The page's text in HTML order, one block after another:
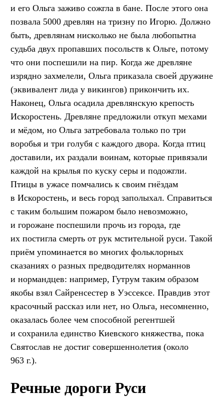
и его Ольга заживо сожгла в бане. После этого она
позвала 5000 древлян на тризну по Игорю. Должно
быть, древлянам нисколько не была любопытна
судьба двух пропавших посольств к Ольге, потому
что они поспешили на пир. Когда же древляне
изрядно захмелели, Ольга приказала своей дружине
(эквивалент лида у викингов) прикончить их.
Наконец, Ольга осадила древлянскую крепость
Искоростень. Древляне предложили откуп мехами
и мёдом, но Ольга затребовала только по три
воробья и три голубя с каждого двора. Когда птиц
доставили, их раздали воинам, которые привязали
каждой на крылья по куску серы и подожгли.
Птицы в ужасе помчались к своим гнёздам
в Искоростень, и весь город заполыхал. Справиться
с таким большим пожаром было невозможно,
и горожане поспешили прочь из города, где
их постигла смерть от рук мстительной руси. Такой
приём упоминается во многих фольклорных
сказаниях о разных предводителях норманнов
и нормандцев: например, Гутрум таким образом
якобы взял Сайренсестер в Уэссексе. Правдив этот
красочный рассказ или нет, но Ольга, несомненно,
оказалась более чем способной регентшей
и сохранила единство Киевского княжества, пока
Святослав не достиг совершеннолетия (около
963 г.).
Речные дороги Руси